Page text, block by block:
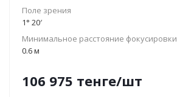
Поле зрения
1° 20′
Минимальное расстояние фокусировки
0.6 м
106 975 тенге/шт